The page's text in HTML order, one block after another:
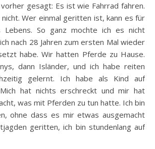
Wer einmal geritten ist, kann es für
Lebens. So ganz mochte ich es nicht
nach 28 Jahren zum ersten Mal wieder
habe. Wir hatten Pferde zu Hause.
dann Isländer, und ich habe reiten
gelernt. Ich habe als Kind auf
hat nichts erschreckt und mir hat
was mit Pferden zu tun hatte. Ich bin
ohne dass es mir etwas ausgemacht
geritten, ich bin stundenlang auf